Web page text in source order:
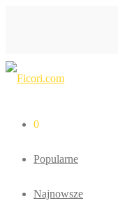
0
Popularne
Najnowsze